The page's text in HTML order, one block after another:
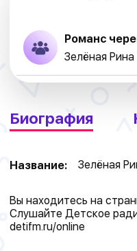
Зелёная Рина
Биография
Название: Зелёная
Вы находитесь на
Слушайте Детское
detifm.ru/online